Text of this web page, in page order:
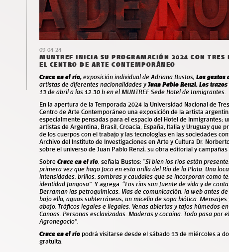
09-04-24
MUNTREF INICIA SU PROGRAMACIÓN 2024 CON TRES
EL CENTRO DE ARTE CONTEMPORÁNEO
Cruce en el río, exposición individual de Adriana Bustos,Los
artistas de diferentes nacionalidades y Juan Pablo Renzi. Los
13 de abril a las 12.30 h en el MUNTREF Sede Hotel de Inmigrantes.
En la apertura de la Temporada 2024 la Universidad Nacional de
Centro de Arte Contemporáneo una exposición de la artista
especialmente pensadas para el espacio del Hotel de Inmigrantes;
artistas de Argentina, Brasil, Croacia, España, Italia y Uruguay que
de los cuerpos con el trabajo y las tecnologías en las sociedades
Archivo del Instituto de Investigaciones en Arte y Cultura Dr. Norberto
sobre el universo de Juan Pablo Renzi, su obra editorial y
Sobre Cruce en el río, señala Bustos: “Si bien los ríos están
primera vez que hago foco en esta orilla del Río de la Plata. Una
intensidades, brillos, sombras y caudales que se incorporan como
identidad fangosa”.Y agrega: “Los ríos son fuente de vida y de
Derraman las petroquímicas. Vías de comunicación, la web antes
bajo ella, aguas subterráneas, un micelio de sopa biótica.
abajo. Tráficos legales e ilegales. Venas abiertas y tajos húmedos
Canoas. Personas esclavizadas. Maderas y cocaína. Todo pasa por
Agronegocio”.
Cruce en el río podrá visitarse desde el sábado 13 de miércoles a
gratuita.